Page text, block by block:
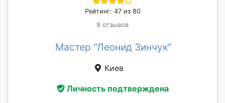
Рейтинг: 47 из 80
8 отзывов
Мастер "Леонид Зинчук"
Киев
Личность подтверждена